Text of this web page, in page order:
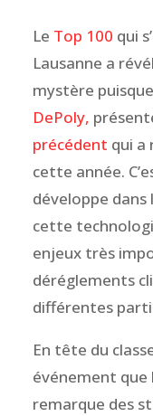
Le Top 100 qui
Lausanne a
mystère
DePoly,
précédent qui a
cette année.
développe dans
cette
enjeux très
déréglements
différentes
En tête du
événement que
remarque des